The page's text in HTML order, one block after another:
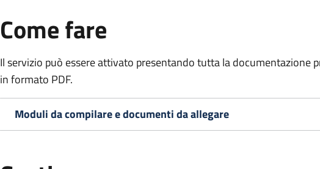
Come fare
Il servizio può essere attivato presentando tutta la documentazione
in formato PDF.
Moduli da compilare e documenti da allegare